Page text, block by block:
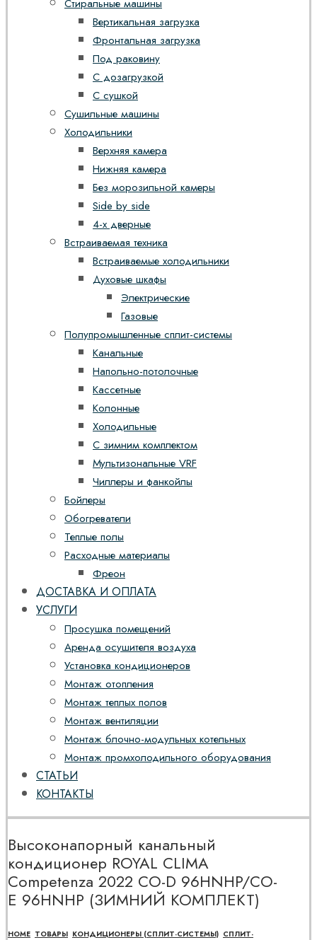
Стиральные машины
Вертикальная загрузка
Фронтальная загрузка
Под раковину
С дозагрузкой
С сушкой
Сушильные машины
Холодильники
Верхняя камера
Нижняя камера
Без морозильной камеры
Side by side
4-х дверные
Встраиваемая техника
Встраиваемые холодильники
Духовые шкафы
Электрические
Газовые
Полупромышленные сплит-системы
Канальные
Напольно-потолочные
Кассетные
Колонные
Холодильные
С зимним комплектом
Мультизональные VRF
Чиллеры и фанкойлы
Бойлеры
Обогреватели
Теплые полы
Расходные материалы
Фреон
ДОСТАВКА И ОПЛАТА
УСЛУГИ
Просушка помещений
Аренда осушителя воздуха
Установка кондиционеров
Монтаж отопления
Монтаж теплых полов
Монтаж вентиляции
Монтаж блочно-модульных котельных
Монтаж промхолодильного оборудования
СТАТЬИ
КОНТАКТЫ
Высоконапорный канальный
кондиционер ROYAL CLIMA
Competenza 2022 CO-D 96HNHP/CO-
E 96HNHP (ЗИМНИЙ КОМПЛЕКТ)
HOME ТОВАРЫ КОНДИЦИОНЕРЫ (СПЛИТ-СИСТЕМЫ) СПЛИТ-